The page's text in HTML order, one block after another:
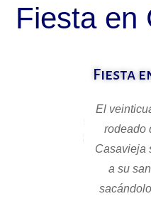
Fiesta en
Fiesta
El
rodeado
Casavieja
a su